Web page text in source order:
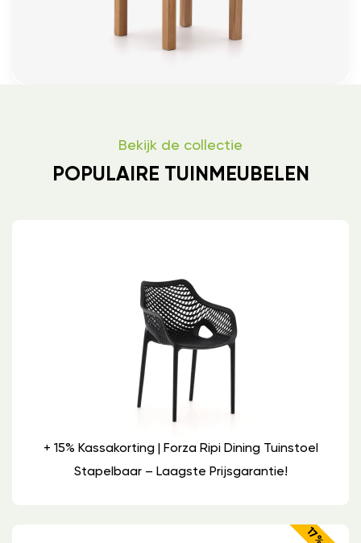
Bekijk de collectie
POPULAIRE TUINMEUBELEN
+ 15% Kassakorting | Forza Ripi Dining Tuinstoel
Stapelbaar – Laagste Prijsgarantie!